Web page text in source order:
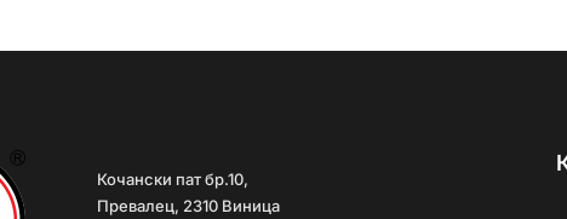
Кочански пат бр.10,
Превалец, 2310 Виница